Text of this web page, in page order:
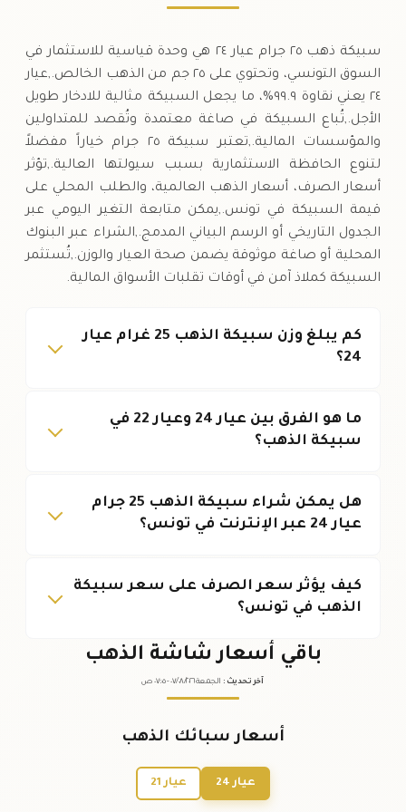
سبيكة ذهب ٢٥ جرام عيار ٢٤ هي وحدة قياسية للاستثمار في
السوق التونسي، وتحتوي على ٢٥ جم من الذهب الخالص.,عيار
٢٤ يعني نقاوة ٩٩.٩%، ما يجعل السبيكة مثالية للادخار طويل
الأجل.,تُباع السبيكة في صاغة معتمدة وتُقصد للمتداولين
والمؤسسات المالية.,تعتبر سبيكة ٢٥ جرام خياراً مفضلاً
لتنوع الحافظة الاستثمارية بسبب سيولتها العالية.,تؤثر
أسعار الصرف، أسعار الذهب العالمية، والطلب المحلي على
قيمة السبيكة في تونس.,يمكن متابعة التغير اليومي عبر
الجدول التاريخي أو الرسم البياني المدمج.,الشراء عبر البنوك
المحلية أو صاغة موثوقة يضمن صحة العيار والوزن.,تُستثمر
السبيكة كملاذ آمن في أوقات تقلبات الأسواق المالية.
كم يبلغ وزن سبيكة الذهب 25 غرام عيار
24؟
ما هو الفرق بين عيار 24 وعيار 22 في
سبيكة الذهب؟
هل يمكن شراء سبيكة الذهب 25 جرام
عيار 24 عبر الإنترنت في تونس؟
كيف يؤثر سعر الصرف على سعر سبيكة
الذهب في تونس؟
باقي أسعار شاشة الذهب
آخر تحديث : الجمعة ٠٧ /٠٨/٢٠٢٦ - ٠٧:٠٥ ص
أسعار سبائك الذهب
عيار 24 عيار 21